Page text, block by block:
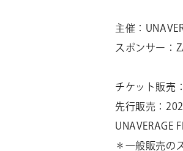
主催：
スポンサー：
チケット販売
先行販売：
UNAVERAGE
＊一般販売の